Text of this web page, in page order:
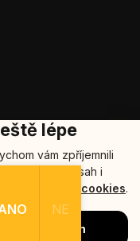
lépe
vám zpříjemnili
relevantní obsah i
Více o cookies.
Souhlasím
práva vyhrazena.
NE